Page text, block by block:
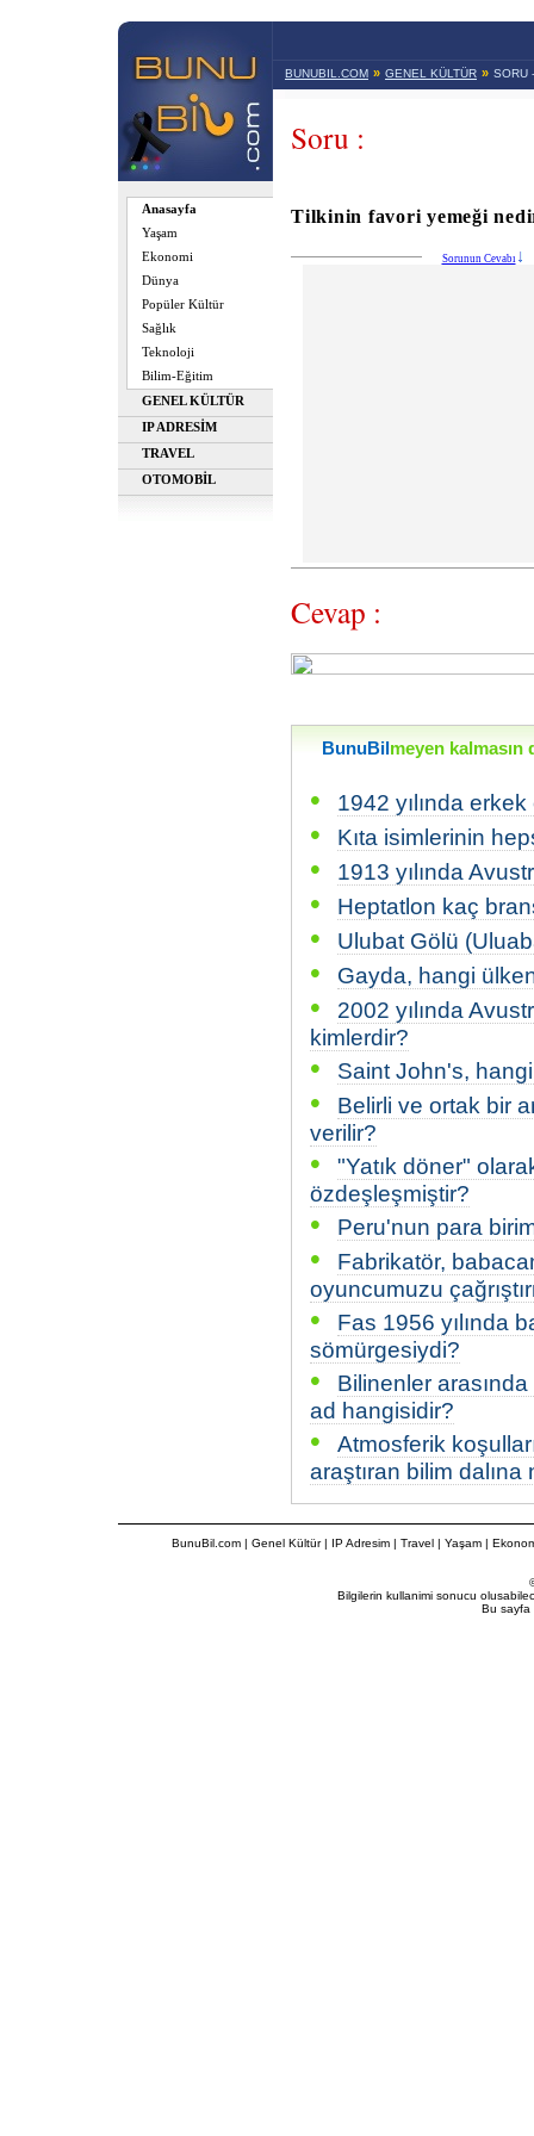
Anasayfa
Yaşam
Ekonomi
Dünya
Popüler Kültür
Sağlık
Teknoloji
Bilim-Eğitim
GENEL KÜLTÜR
IP ADRESİM
TRAVEL
OTOMOBİL
BUNUBIL.COM » GENEL KÜLTÜR » SORU
Soru :
Tilkinin favori yemeği
Sorunun Cevabı
Cevap :
BunuBil meyen kalmasın
• 1942 yılında erkek
• Kıta isimlerinin
• 1913 yılında
• Heptatlon kaç
• Ulubat Gölü
• Gayda, hangi
•
2002 yılında
kimlerdir?
• Saint John's,
•
Belirli ve ortak bir
verilir?
•
"Yatık döner"
özdeşleşmiştir?
• Peru'nun para
•
Fabrikatör,
oyuncumuzu
•
Fas 1956 yılında
sömürgesiydi?
•
Bilinenler
ad hangisidir?
•
Atmosferik
araştıran bilim dalına
BunuBil.com| Genel Kültür| IP Adresim| Travel| Yaşam |
Bilgilerin kullanimi sonucu
Bu sayfa